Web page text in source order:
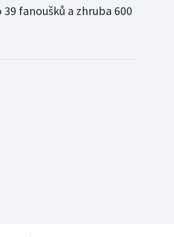
fanoušků a zhruba 600